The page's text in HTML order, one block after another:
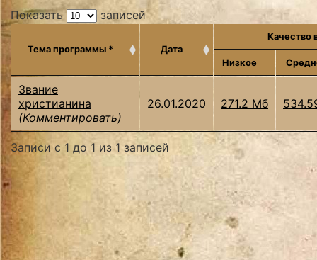
Показать записей
Тема программы * Дата
Качество
Низкое
Звание
христианина
(Комментировать)
26.01.2020 271.2 Мб
Записи с 1 до 1 из 1 записей